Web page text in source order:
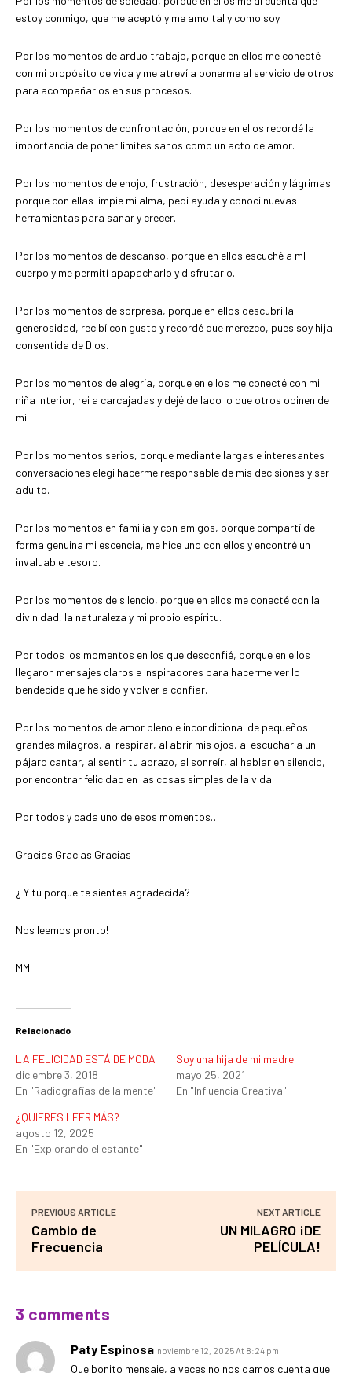
estoy conmigo, que me aceptó y me amo tal y como soy.
Por los momentos de arduo trabajo, porque en ellos me conecté
con mi propósito de vida y me atreví a ponerme al servicio de otros
para acompañarlos en sus procesos.
Por los momentos de confrontación, porque en ellos recordé la
importancia de poner límites sanos como un acto de amor.
Por los momentos de enojo, frustración, desesperación y lágrimas
porque con ellas limpie mi alma, pedí ayuda y conocí nuevas
herramientas para sanar y crecer.
Por los momentos de descanso, porque en ellos escuché a mI
cuerpo y me permití apapacharlo y disfrutarlo.
Por los momentos de sorpresa, porque en ellos descubrí la
generosidad, recibí con gusto y recordé que merezco, pues soy hija
consentida de Dios.
Por los momentos de alegría, porque en ellos me conecté con mi
niña interior, rei a carcajadas y dejé de lado lo que otros opinen de
mi.
Por los momentos serios, porque mediante largas e interesantes
conversaciones elegí hacerme responsable de mis decisiones y ser
adulto.
Por los momentos en familia y con amigos, porque compartí de
forma genuina mi escencia, me hice uno con ellos y encontré un
invaluable tesoro.
Por los momentos de silencio, porque en ellos me conecté con la
divinidad, la naturaleza y mi propio espíritu.
Por todos los momentos en los que desconfié, porque en ellos
llegaron mensajes claros e inspiradores para hacerme ver lo
bendecida que he sido y volver a confiar.
Por los momentos de amor pleno e incondicional de pequeños
grandes milagros, al respirar, al abrir mis ojos, al escuchar a un
pájaro cantar, al sentir tu abrazo, al sonreír, al hablar en silencio,
por encontrar felicidad en las cosas simples de la vida.
Por todos y cada uno de esos momentos…
Gracias Gracias Gracias
¿ Y tú porque te sientes agradecida?
Nos leemos pronto!
MM
Relacionado
LA FELICIDAD ESTÁ DE MODA
diciembre 3, 2018
En "Radiografías de la mente"
Soy una hija de mi madre
mayo 25, 2021
En "Influencia Creativa"
¿QUIERES LEER MÁS?
agosto 12, 2025
En "Explorando el estante"
PREVIOUS ARTICLE
Cambio de
Frecuencia
NEXT ARTICLE
UN MILAGRO ¡DE
PELÍCULA!
3 comments
Paty Espinosa noviembre 12, 2025 At 8:24 pm
Que bonito mensaje, a veces no nos damos cuenta que